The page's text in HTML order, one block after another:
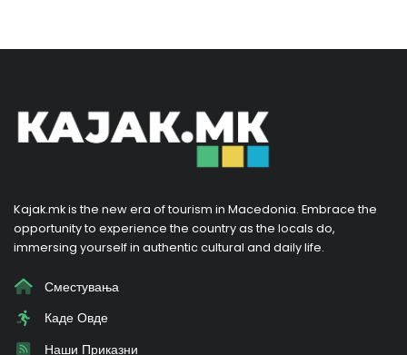
Kajak.mk is the new era of tourism in Macedonia. Embrace the
opportunity to experience the country as the locals do,
immersing yourself in authentic cultural and daily life.
Сместувања
Каде Овде
Наши Приказни